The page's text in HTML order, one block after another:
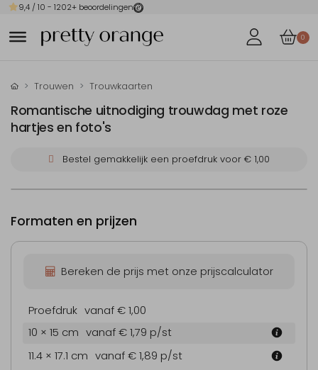
9,4 / 10 - 1202+ beoordelingen
0
Trouwen Trouwkaarten
Romantische uitnodiging trouwdag met roze
hartjes en foto's
Bestel gemakkelijk een proefdruk voor € 1,00
Formaten en prijzen
Bereken de prijs met onze prijscalculator
Proefdruk vanaf € 1,00
10 × 15 cm vanaf € 1,79 p/st
11.4 × 17.1 cm vanaf € 1,89 p/st